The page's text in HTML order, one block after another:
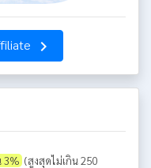
navigate_next
3% (สูงสุดไม่เกิน 250